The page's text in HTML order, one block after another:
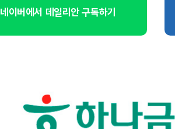
네이버에서 데일리안 구독하기